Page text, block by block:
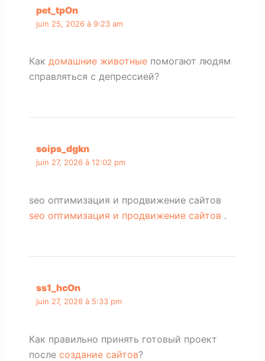
pet_tpOn
juin 25, 2026 à 9:23 am
Как домашние животныепомогают людям
справляться с депрессией?
soips_dgkn
juin 27, 2026 à 12:02 pm
seo оптимизация и продвижение сайтов
seo оптимизация и продвижение сайтов .
ss1_hcOn
juin 27, 2026 à 5:33 pm
Как правильно принять готовый проект
после создание сайтов?